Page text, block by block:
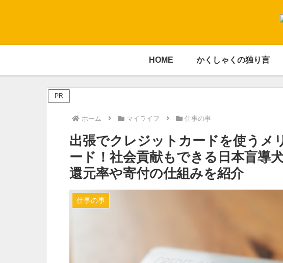
HOME かくしゃくの独り言
PR
ホーム マイライフ 仕事の事
出張でクレジットカードを使うメ
ード！社会貢献もできる日本盲導
還元率や寄付の仕組みを紹介
仕事の事